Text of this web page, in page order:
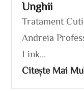
Unghii
Tratament
Andreia
Link...
Citește Mai